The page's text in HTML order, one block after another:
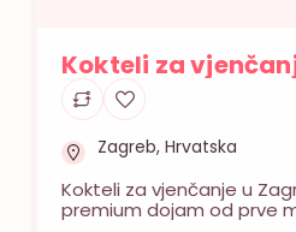
Kokteli za
Cocktail Catering
Zagreb, Hrvatska
Kokteli za vjenčanje u
premium dojam od prve